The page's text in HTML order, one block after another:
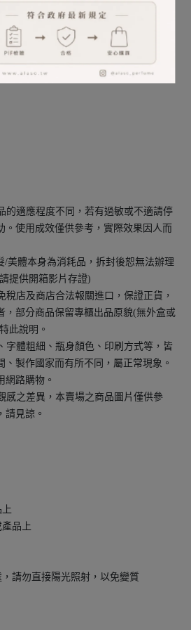
後庭園詩篇。
的適應程度不同，若有過敏或不適請停
。使用成效僅供參考，實際效果因人而
/美體本身為消耗品，拆封後恕無法辦理
提供開箱影片存證)
稅店及商店合法報關進口，保證正貨，
，部分商品保留專櫃出品原貌(無外盒或
此說明。
字體粗細、瓶身顏色、印刷方式等，皆
、製作國家而有所不同，屬正常現象。
網路購物。
感之差異，本賣場之商品圖片僅供參
請見諒。
上
品上
請勿直接陽光照射，以免變質